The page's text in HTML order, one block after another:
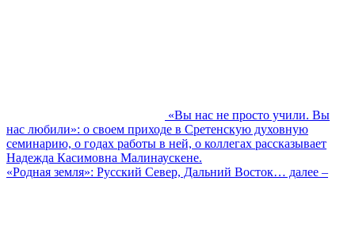
«Вы нас не просто учили. Вы
нас любили»: о своем приходе в Сретенскую духовную
семинарию, о годах работы в ней, о коллегах рассказывает
Надежда Касимовна Малинаускене.
«Родная земля»: Русский Север, Дальний Восток… далее –